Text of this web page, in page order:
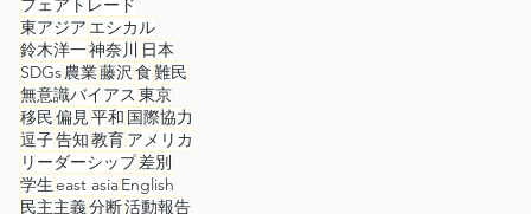
フェアトレード
東アジア エシカル
鈴木洋一神奈川 日本
SDGs農業藤沢 食難民
無意識バイアス 東京
移民偏見平和 国際協力
逗子告知教育アメリカ
リーダーシップ差別
学生east asiaEnglish
民主主義分断活動報告